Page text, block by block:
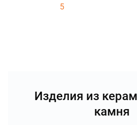
5
Изделия из
камня